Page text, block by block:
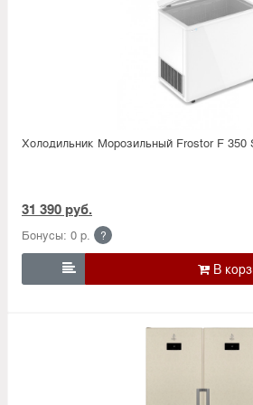
Холодильник Морозильный Frostor F
31 390 руб.
Бонусы: 0 р. ?
